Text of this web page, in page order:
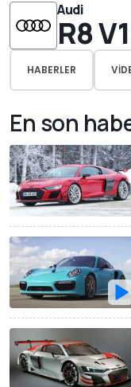
Audi
R8
HABERLER
En son